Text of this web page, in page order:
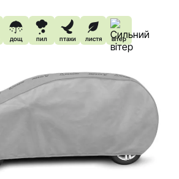
дощ пил птахи листя вітер